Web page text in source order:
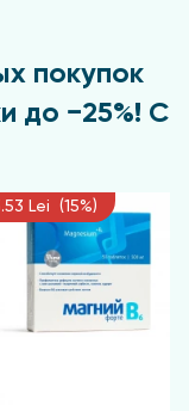
покупок
до −25%! С
Lei (15%)